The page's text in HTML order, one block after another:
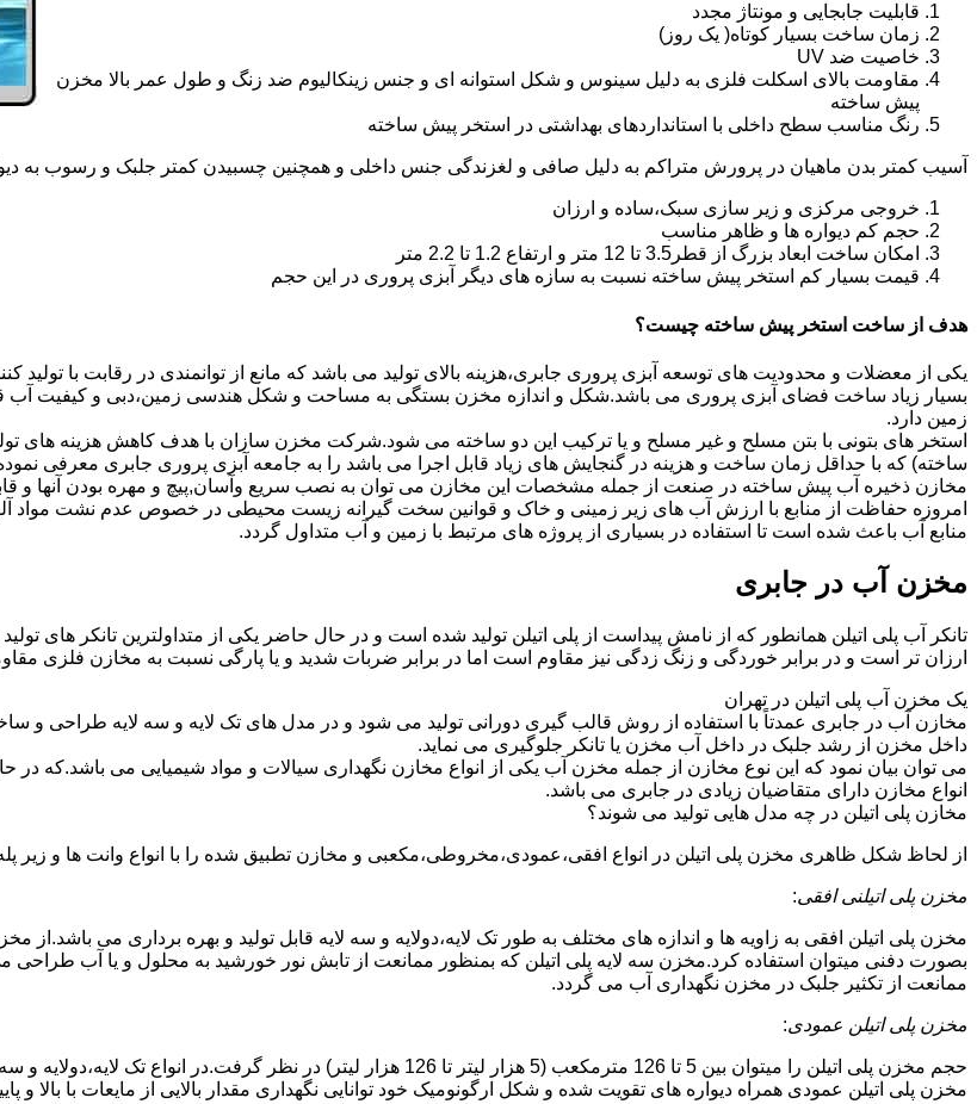
قابلیت جابجایی و مونتاژ مجدد
زمان ساخت بسیار کوتاه( یک روز)
خاصیت ضد UV
مقاومت بالای اسکلت فلزی به دلیل سینوس و شکل استوانه ای و جنس زینکالیوم ضد زنگ و طول عمر بالا مخزن
پیش ساخته
رنگ مناسب سطح داخلی با استانداردهای بهداشتی در استخر پیش ساخته
آسیب کمتر بدن ماهیان در پرورش متراکم به دلیل صافی و لغزندگی جنس داخلی و همچنین چسبیدن کمتر جلبک و رسوب به
خروجی مرکزی و زیر سازی سبک،ساده و ارزان
حجم کم دیواره ها و ظاهر مناسب
امکان ساخت ابعاد بزرگ از قطر3.5 تا 12 متر و ارتفاع 1.2 تا 2.2 متر
قیمت بسیار کم استخر پیش ساخته نسبت به سازه های دیگر آبزی پروری در این حجم
هدف از ساخت استخر پیش ساخته چیست؟
یکی از معضلات و محدودیت های توسعه آبزی پروری جابری،هزینه بالای تولید می باشد که مانع از توانمندی در رقابت با تولید
بسیار زیاد ساخت فضای آبزی پروری می باشد.شکل و اندازه مخزن بستگی به مساحت و شکل هندسی زمین،دبی و کیفیت آب
زمین دارد.
استخر های بتونی با بتن مسلح و غیر مسلح و یا ترکیب این دو ساخته می شود.شرکت مخزن سازان با هدف کاهش هزینه های
ساخته) که با حداقل زمان ساخت و هزینه در گنجایش های زیاد قابل اجرا می باشد را به جامعه آبزی پروری جابری معرفی
مخازن ذخیره آب پیش ساخته در صنعت از جمله مشخصات این مخازن می توان به نصب سریع وآسان,پیچ و مهره بودن آنها و قابلیت
امروزه حفاظت از منابع با ارزش آب های زیر زمینی و خاک و قوانین سخت گیرانه زیست محیطی در خصوص عدم نشت مواد
منابع آب باعث شده است تا استفاده در بسیاری از پروژه های مرتبط با زمین و آب متداول گردد.
مخزن آب در جابری
تانکر آب پلی اتیلن همانطور که از نامش پیداست از پلی اتیلن تولید شده است و در حال حاضر یکی از متداولترین تانکر های
ارزان تر است و در برابر خوردگی و زنگ زدگی نیز مقاوم است اما در برابر ضربات شدید و یا پارگی نسبت به مخازن فلزی
یک مخزن آب پلی اتیلن در تهران
مخازن آب در جابری عمدتاً با استفاده از روش قالب گیری دورانی تولید می شود و در مدل های تک لایه و سه لایه طراحی و
داخل مخزن از رشد جلبک در داخل آب مخزن یا تانکر جلوگیری می نماید.
می توان بیان نمود که این نوع مخازن از جمله مخزن آب یکی از انواع مخازن نگهداری سیالات و مواد شیمیایی می
انواع مخازن دارای متقاضیان زیادی در جابری می باشد.
مخازن پلی اتیلن در چه مدل هایی تولید می شوند؟
از لحاظ شکل ظاهری مخزن پلی اتیلن در انواع افقی،عمودی،مخروطی،مکعبی و مخازن تطبیق شده را با انواع وانت ها و زیر
مخزن پلی اتیلنی افقی:
مخزن پلی اتیلن افقی به زاویه ها و اندازه های مختلف به طور تک لایه،دولایه و سه لایه قابل تولید و بهره برداری می باشد.از
بصورت دفنی میتوان استفاده کرد.مخزن سه لایه پلی اتیلن که بمنظور ممانعت از تابش نور خورشید به محلول و یا آب
ممانعت از تکثیر جلبک در مخزن نگهداری آب می گردد.
مخزن پلی اتیلن عمودی:
حجم مخزن پلی اتیلن را میتوان بین 5 تا 126 مترمکعب (5 هزار لیتر تا 126 هزار لیتر) در نظر گرفت.در انواع تک لایه،دولایه و سه لایه که قابل تولید می باشد.
مخزن پلی اتیلن عمودی همراه دیواره های تقویت شده و شکل ارگونومیک خود توانایی نگهداری مقدار بالایی از مایعات با بالا و